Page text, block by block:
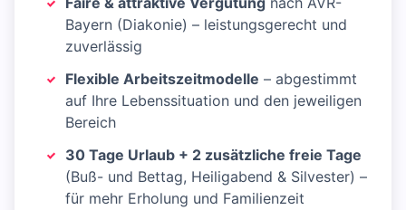
Bayern (Diakonie) – leistungsgerecht und
zuverlässig
Flexible Arbeitszeitmodelle – abgestimmt
auf Ihre Lebenssituation und den jeweiligen
Bereich
30 Tage Urlaub + 2 zusätzliche freie Tage
(Buß- und Bettag, Heiligabend & Silvester) –
für mehr Erholung und Familienzeit